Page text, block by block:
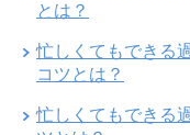
とは？
忙しくてもできる
コツとは？
忙しくてもできる